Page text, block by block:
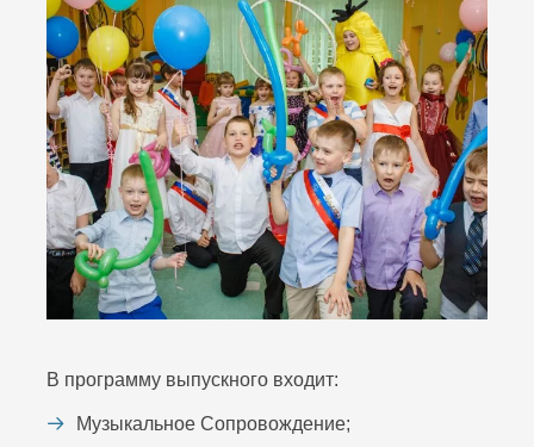
В программу выпускного входит:
Музыкальное Сопровождение;